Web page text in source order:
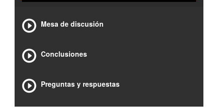
Mesa de discusión
Conclusiones
Preguntas y respuestas